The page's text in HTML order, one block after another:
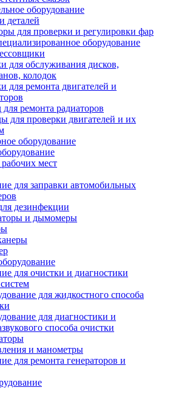
оборудование
деталей
для проверки и регулировки фар
оборудование
для обслуживания дисков,
колодок
для ремонта двигателей и
для ремонта радиаторов
для проверки двигателей и их
оборудование
мест
для заправки автомобильных
дезинфекции
и дымомеры
для очистки и диагностики
для жидкостного способа
для диагностики и
способа очистки
и манометры
для ремонта генераторов и